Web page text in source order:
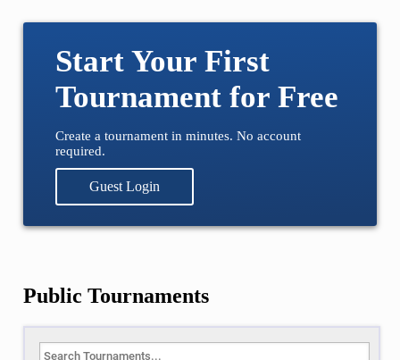
Start Your First
Tournament for Free
Create a tournament in minutes. No account
required.
Guest Login
Public Tournaments